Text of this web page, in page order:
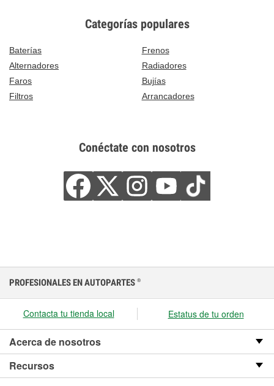
Categorías populares
Baterías
Frenos
Alternadores
Radiadores
Faros
Bujías
Filtros
Arrancadores
Conéctate con nosotros
PROFESIONALES EN AUTOPARTES ®
Contacta tu tienda local Estatus de tu orden
Acerca de nosotros
Recursos